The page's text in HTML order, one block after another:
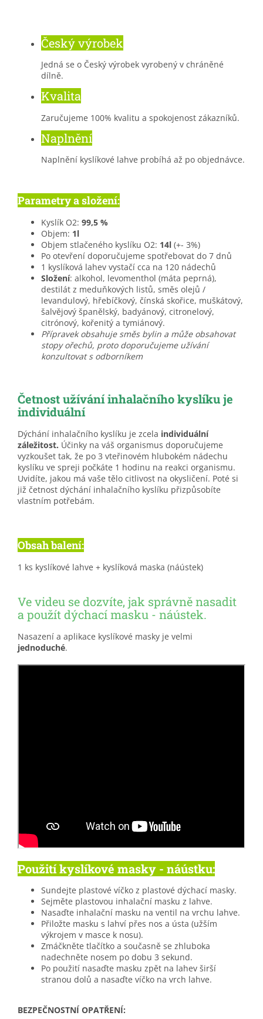
Český výrobek
Jedná se o Český výrobek vyrobený v chráněné
dílně.
Kvalita
Zaručujeme 100% kvalitu a spokojenost zákazníků.
Naplnění
Naplnění kyslíkové lahve probíhá až po objednávce.
Parametry a složení:
Kyslík O2: 99,5 %
Objem: 1l
Objem stlačeného kyslíku O2: 14l (+- 3%)
Po otevření doporučujeme spotřebovat do 7 dnů
1 kyslíková lahev vystačí cca na 120 nádechů
Složení: alkohol, levomenthol (máta peprná),
destilát z meduňkových listů, směs olejů /
levandulový, hřebíčkový, čínská skořice, muškátový,
šalvějový španělský, badyánový, citronelový,
citrónový, kořenitý a tymiánový.
Přípravek obsahuje směs bylin a může obsahovat
stopy ořechů, proto doporučujeme užívání
konzultovat s odborníkem
Četnost užívání inhalačního kyslíku je
individuální
Dýchání inhalačního kyslíku je zcela individuální
záležitost. Účinky na váš organismus doporučujeme
vyzkoušet tak, že po 3 vteřinovém hlubokém nádechu
kyslíku ve spreji počkáte 1 hodinu na reakci organismu.
Uvidíte, jakou má vaše tělo citlivost na okysličení. Poté si
již četnost dýchání inhalačního kyslíku přizpůsobíte
vlastním potřebám.
Obsah balení:
1 ks kyslíkové lahve + kyslíková maska (náústek)
Ve videu se dozvíte, jak správně nasadit
a použít dýchací masku - náústek.
Nasazení a aplikace kyslíkové masky je velmi
jednoduché.
Použití kyslíkové masky - náústku:
Sundejte plastové víčko z plastové dýchací masky.
Sejměte plastovou inhalační masku z lahve.
Nasaďte inhalační masku na ventil na vrchu lahve.
Přiložte masku s lahví přes nos a ústa (užším
výkrojem v masce k nosu).
Zmáčkněte tlačítko a současně se zhluboka
nadechněte nosem po dobu 3 sekund.
Po použití nasaďte masku zpět na lahev širší
stranou dolů a nasaďte víčko na vrch lahve.
BEZPEČNOSTNÍ OPATŘENÍ: